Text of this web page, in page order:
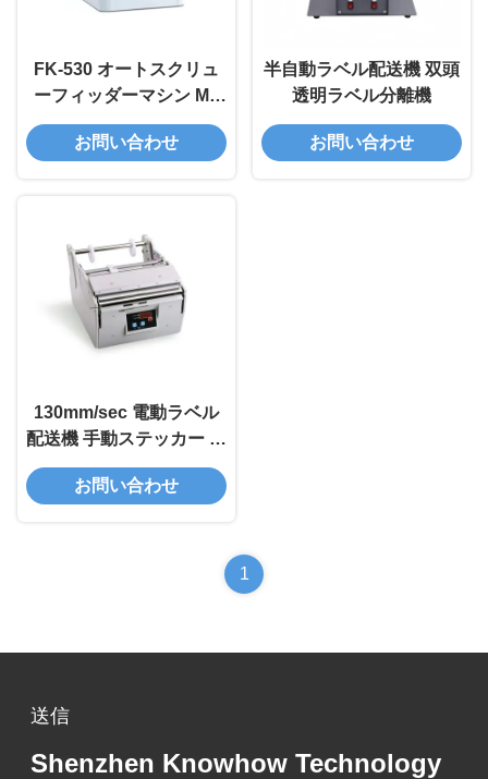
FK-530 オートスクリュ
ーフィッダーマシン M3
スクリュー電子ツールの
ための4kg
お問い合わせ
半自動ラベル配送機 双頭
透明ラベル分離機
お問い合わせ
130mm/sec 電動ラベル
配送機 手動ステッカー 自
動ステッカー配送機 X-
180
お問い合わせ
1
送信
Shenzhen Knowhow Technology